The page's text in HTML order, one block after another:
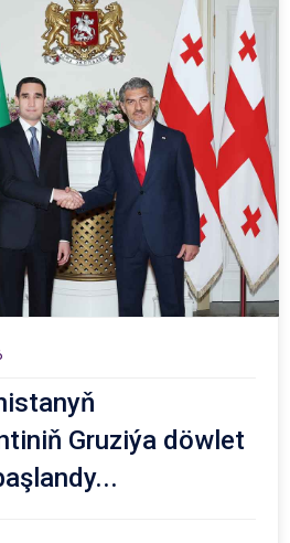
Gruziýa döwlet